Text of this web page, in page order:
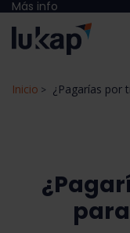
Más info
Inicio > ¿Pagarías por